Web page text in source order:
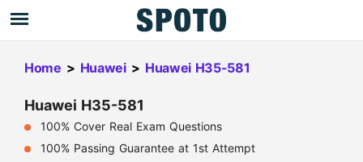
Home > Huawei > Huawei H35-581
Huawei H35-581
100% Cover Real Exam Questions
100% Passing Guarantee at 1st Attempt